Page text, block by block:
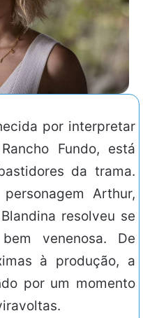
por interpretar
Fundo, está
da trama.
Arthur,
resolveu se
venenosa. De
à produção, a
por um momento